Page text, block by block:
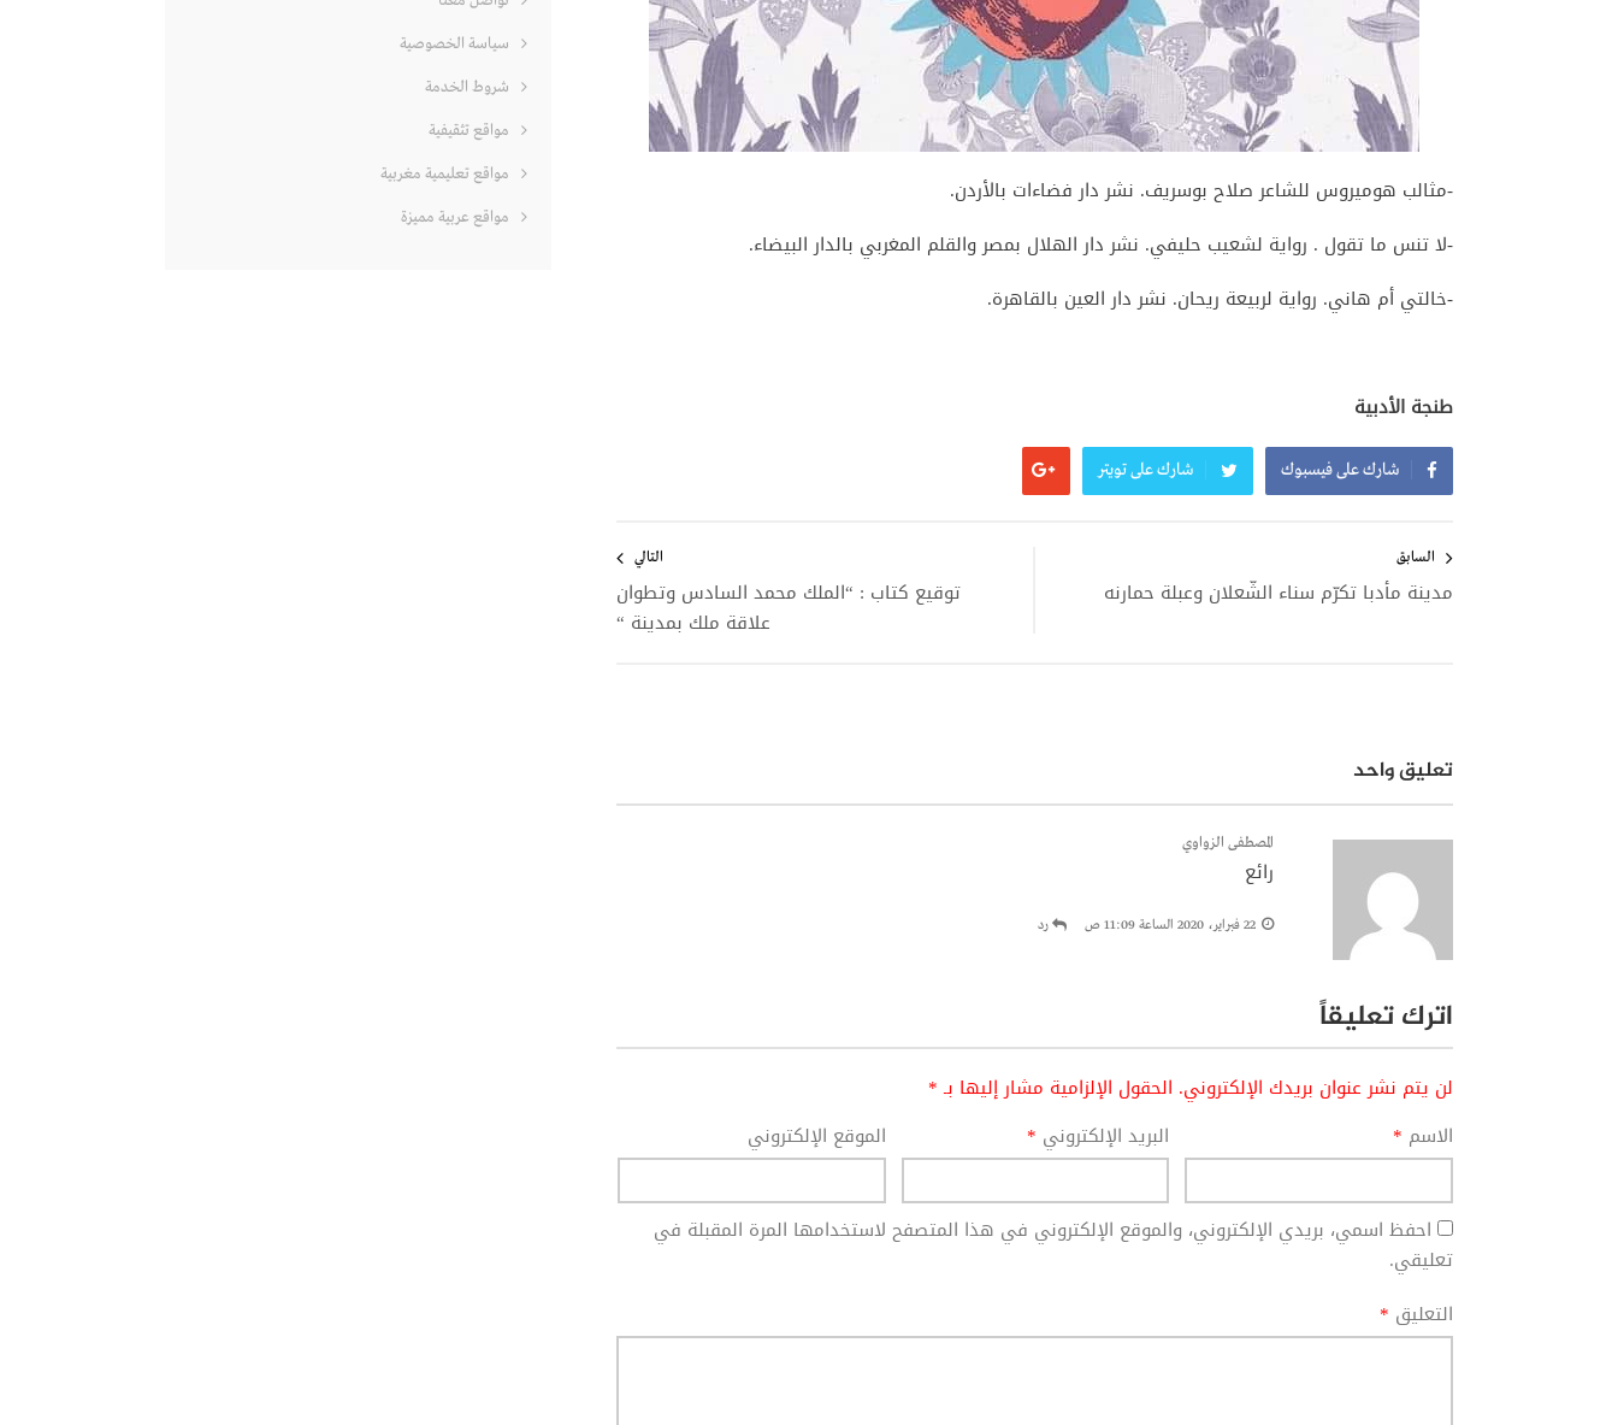
-مثالب هوميروس للشاعر صلاح بوسريف. نشر دار فضاءات بالأردن.
-لا تنس ما تقول . رواية لشعيب حليفي. نشر دار الهلال بمصر والقلم المغربي بالدار البيضاء.
-خالتي أم هاني. رواية لربيعة ريحان. نشر دار العين بالقاهرة.
طنجة الأدبية
شارك على فيسبوك شارك على تويتر
المقالات
السابق
مدينة مأدبا تكرّم سناء الشّعلان وعبلة حمارنه
التالي
توقيع كتاب : “الملك محمد السادس وتطوان
علاقة ملك بمدينة “
تعليق واحد
المصطفى الزواوي
رائع
22 فبراير، 2020 الساعة 11:09 ص رد
اترك تعليقاً
لن يتم نشر عنوان بريدك الإلكتروني. الحقول الإلزامية مشار إليها بـ*
الاسم * البريد الإلكتروني * الموقع الإلكتروني
احفظ اسمي، بريدي الإلكتروني، والموقع الإلكتروني في هذا المتصفح لاستخدامها المرة المقبلة في
تعليقي.
التعليق *
سياسة الخصوصية
شروط الخدمة
مواقع تثقيفية
مواقع تعليمية مغربية
مواقع عربية مميزة